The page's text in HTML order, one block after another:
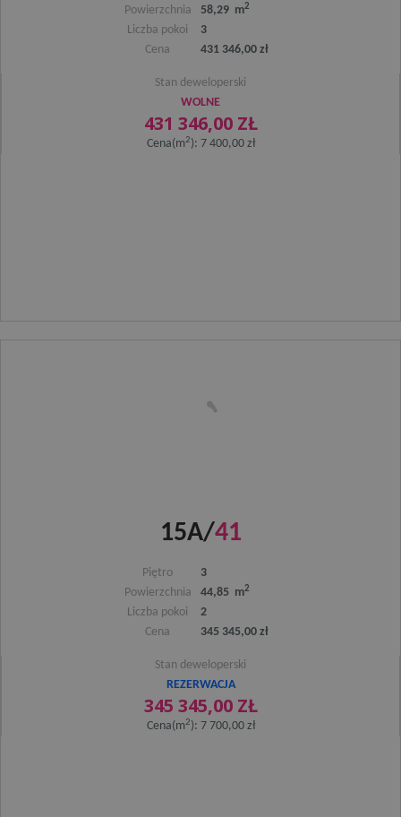
Powierzchnia 58,29 m2
Liczba pokoi
3
Cena
431 346,00 zł
Stan deweloperski
WOLNE
431 346,00 ZŁ
Cena(m2): 7 400,00 zł
15A/41
Piętro
3
Powierzchnia
44,85 m2
Liczba pokoi
2
Cena
345 345,00 zł
Stan deweloperski
REZERWACJA
345 345,00 ZŁ
Cena(m2): 7 700,00 zł